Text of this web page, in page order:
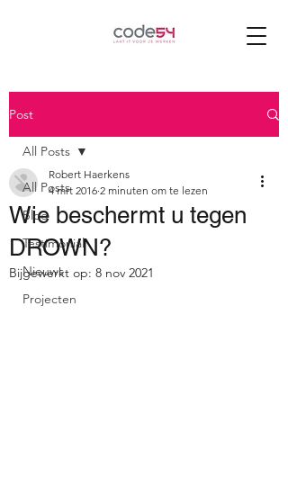
Post
All Posts
Blog
Testimonial
Nieuws
Projecten
All Posts
Wie beschermt u tegen
DROWN?
Robert Haerkens
4 mrt 2016 2 minuten om te lezen
Bijgewerkt op: 8 nov 2021